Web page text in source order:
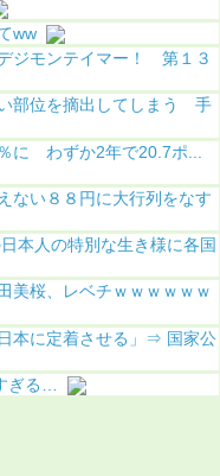
ww
ジモンテイマー！ 第１３
部位を摘出してしまう 手
に わずか2年で20.7ポ...
ない８８円に大行列をなす
本人の特別な生き様に各国
美桜、レベチｗｗｗｗｗｗ
本に定着させる」⇒ 国家公
ぎる…